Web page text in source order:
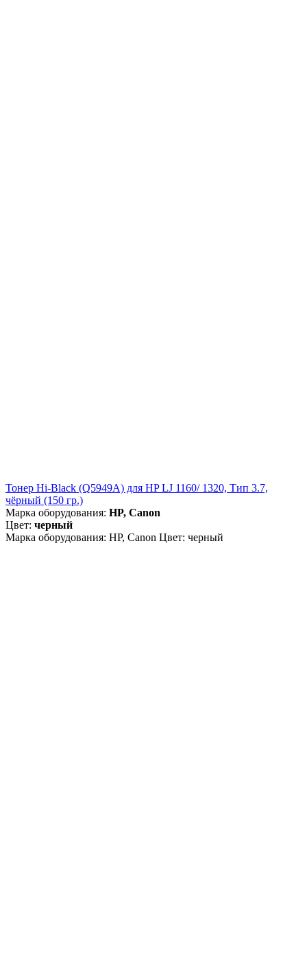
Тонер Hi-Black (Q5949A) для HP LJ 1160/ 1320, Тип 3.7,
чёрный (150 гр.)
Марка оборудования: HP, Canon
Цвет: черный
Марка оборудования: HP, Canon Цвет: черный